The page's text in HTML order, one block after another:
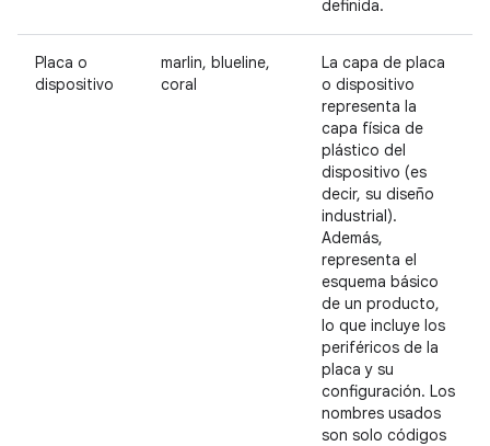
definida.
Placa o
dispositivo
marlin, blueline,
coral
La capa de placa
o dispositivo
representa la
capa física de
plástico del
dispositivo (es
decir, su diseño
industrial).
Además,
representa el
esquema básico
de un producto,
lo que incluye los
periféricos de la
placa y su
configuración. Los
nombres usados
son solo códigos